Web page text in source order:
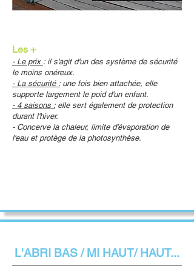
Les +
- Le prix : il s'agit d'un des système de sécurité
le moins onéreux.
- La sécurité :une fois bien attachée, elle
supporte largement le poid d'un enfant.
- 4 saisons :elle sert également de protection
durant l'hiver.
- Concerve la chaleur, limite d'évaporation de
l'eau et protège de la photosynthèse.
L'ABRI BAS / MI HAUT/ HAUT...